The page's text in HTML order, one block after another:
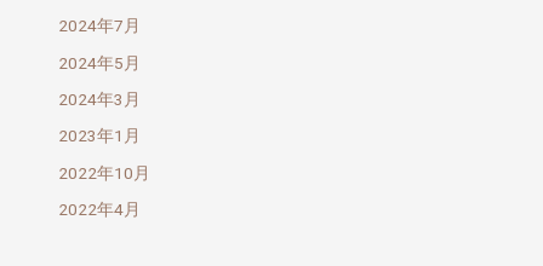
2024年7月
2024年5月
2024年3月
2023年1月
2022年10月
2022年4月